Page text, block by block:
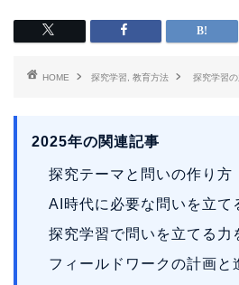
HOME 探究学習, 教育方法 探究学習
2025年の関連記事
探究テーマと問いの作り方
AI時代に必要な問いを立て
探究学習で問いを立てる力
フィールドワークの計画と